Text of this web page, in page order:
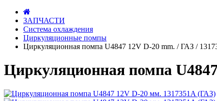
ЗАПЧАСТИ
Система охлаждения
Циркуляционные помпы
Циркуляционная помпа U4847 12V D-20 mm. / ГАЗ /
Циркуляционная помпа